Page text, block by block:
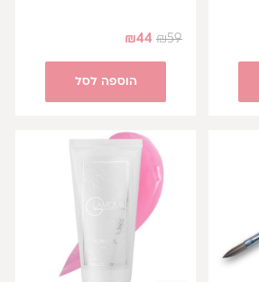
₪59
₪44
הוספה לסל